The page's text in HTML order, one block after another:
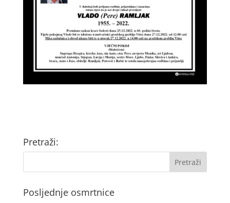
Pretraži:
Posljednje osmrtnice